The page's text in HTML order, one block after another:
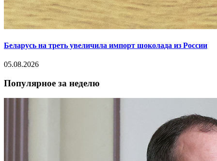
Беларусь на треть увеличила импорт шоколада из России
05.08.2026
Популярное за неделю